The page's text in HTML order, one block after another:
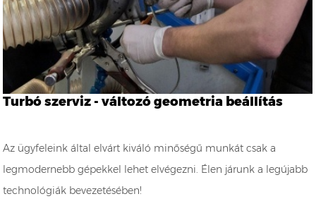
Turbó szerviz - változó geometria beállítás
Az ügyfeleink által elvárt kiváló minőségű munkát csak a
legmodernebb gépekkel lehet elvégezni. Élen járunk a legújabb
technológiák bevezetésében!